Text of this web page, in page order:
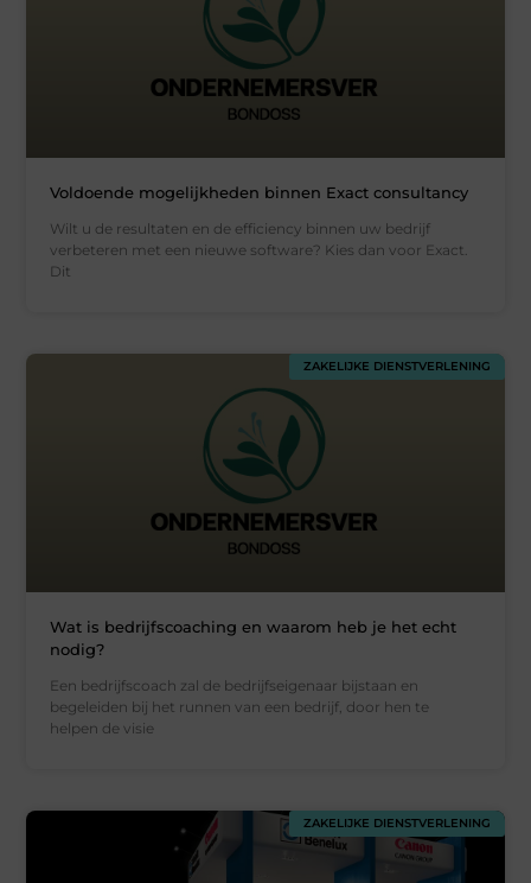
Voldoende mogelijkheden binnen Exact consultancy
Wilt u de resultaten en de efficiency binnen uw bedrijf
verbeteren met een nieuwe software? Kies dan voor Exact.
Dit
ZAKELIJKE DIENSTVERLENING
Wat is bedrijfscoaching en waarom heb je het echt
nodig?
Een bedrijfscoach zal de bedrijfseigenaar bijstaan ​​en
begeleiden bij het runnen van een bedrijf, door hen te
helpen de visie
ZAKELIJKE DIENSTVERLENING